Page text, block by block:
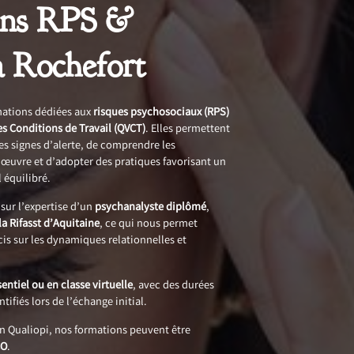
RPS &
dédiées auxrisques psychosociaux (RPS)
Conditions de Travail (QVCT). Elles permettent
signes d’alerte, de comprendre les
et d’adopter des pratiques favorisant un
équilibré.
l’expertise d’un psychanalyste diplômé,
Rifasst d’Aquitaine, ce qui nous permet
sur les dynamiques relationnelles et
ou en classe virtuelle, avec des durées
lors de l’échange initial.
Qualiopi, nos formations peuvent être
.